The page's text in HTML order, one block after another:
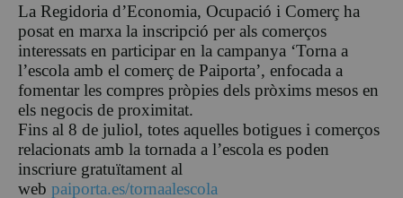
La Regidoria d’Economia, Ocupació i Comerç ha
posat en marxa la inscripció per als comerços
interessats en participar en la campanya ‘Torna a
l’escola amb el comerç de Paiporta’, enfocada a
fomentar les compres pròpies dels pròxims mesos en
els negocis de proximitat.
Fins al 8 de juliol, totes aquelles botigues i comerços
relacionats amb la tornada a l’escola es poden
inscriure gratuïtament al
web paiporta.es/tornaalescola